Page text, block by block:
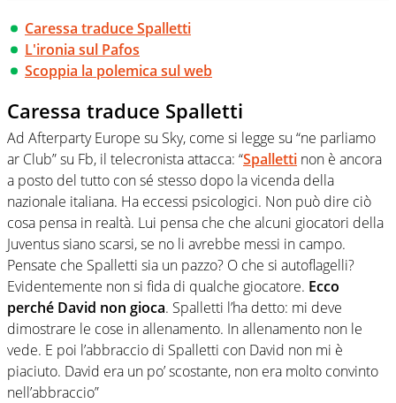
Caressa traduce Spalletti
L'ironia sul Pafos
Scoppia la polemica sul web
Caressa traduce Spalletti
Ad Afterparty Europe su Sky, come si legge su “ne parliamo
ar Club” su Fb, il telecronista attacca: “Spalletti non è ancora
a posto del tutto con sé stesso dopo la vicenda della
nazionale italiana. Ha eccessi psicologici. Non può dire ciò
cosa pensa in realtà. Lui pensa che che alcuni giocatori della
Juventus siano scarsi, se no li avrebbe messi in campo.
Pensate che Spalletti sia un pazzo? O che si autoflagelli?
Evidentemente non si fida di qualche giocatore. Ecco
perché David non gioca. Spalletti l’ha detto: mi deve
dimostrare le cose in allenamento. In allenamento non le
vede. E poi l’abbraccio di Spalletti con David non mi è
piaciuto. David era un po’ scostante, non era molto convinto
nell’abbraccio”